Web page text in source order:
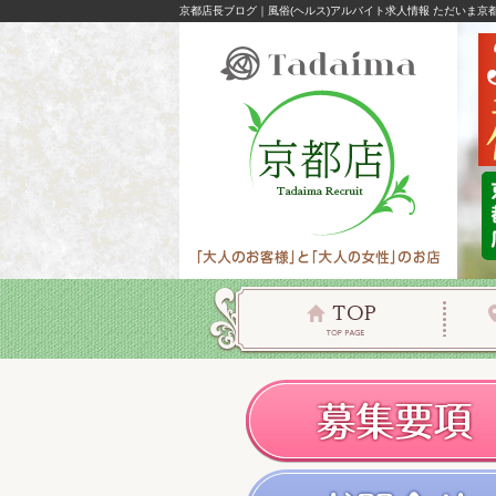
京都店長ブログ｜風俗(ヘルス)アルバイト求人情報 ただいま京